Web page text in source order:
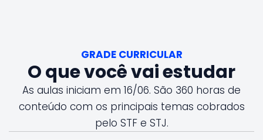
GRADE CURRICULAR
O que você vai estudar
As aulas iniciam em 16/06. São 360 horas de
conteúdo com os principais temas cobrados
pelo STF e STJ.